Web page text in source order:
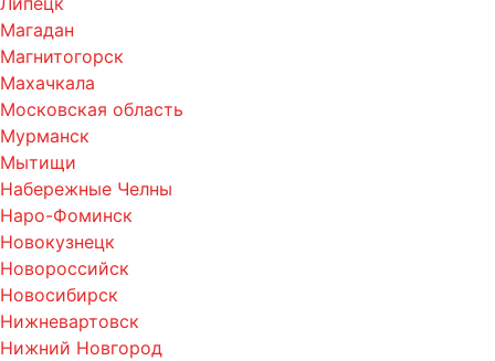
Магадан
Магнитогорск
Махачкала
Московская область
Мурманск
Мытищи
Набережные Челны
Наро-Фоминск
Новокузнецк
Новороссийск
Новосибирск
Нижневартовск
Нижний Новгород